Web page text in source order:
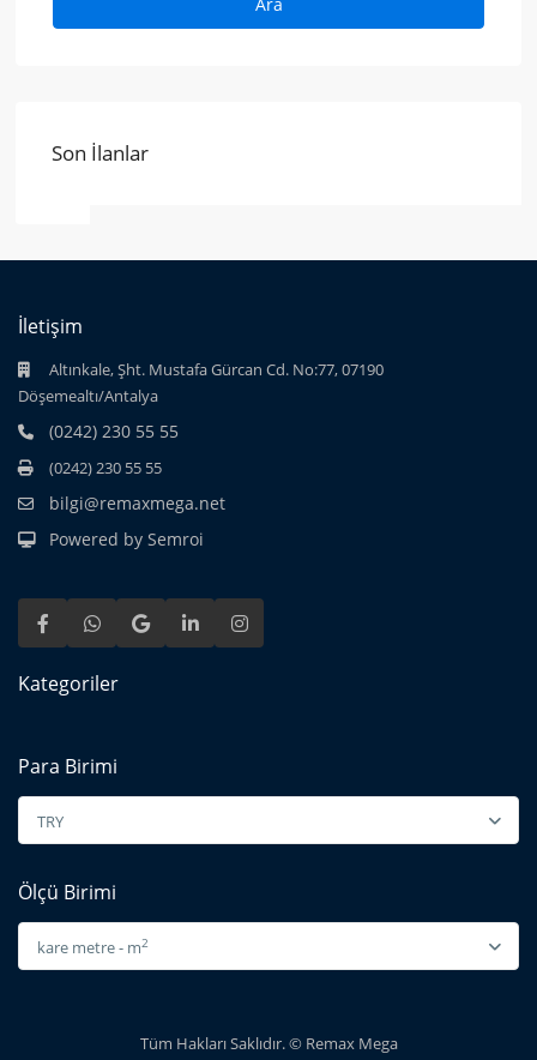
Son İlanlar
İletişim
Altınkale, Şht. Mustafa Gürcan Cd. No:77, 07190
Döşemealtı/Antalya
(0242) 230 55 55
(0242) 230 55 55
bilgi@remaxmega.net
Powered by Semroi
Kategoriler
Para Birimi
TRY
Ölçü Birimi
kare metre - m2
Tüm Hakları Saklıdır. © Remax Mega